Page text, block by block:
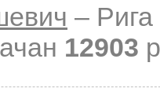
–
12903